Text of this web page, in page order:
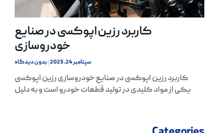
کاربرد رزین اپوکسی در صنایع
خودروسازی
سپتامبر 24, 2025 بدون دیدگاه
کاربرد رزین اپوکسی در صنایع خودروسازی رزین اپوکسی
یکی از مواد کلیدی در تولید قطعات خودرو است و به دلیل